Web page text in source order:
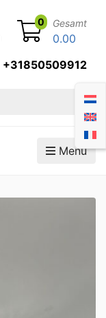
+31850509912
0 Gesamt
0.00
Menü